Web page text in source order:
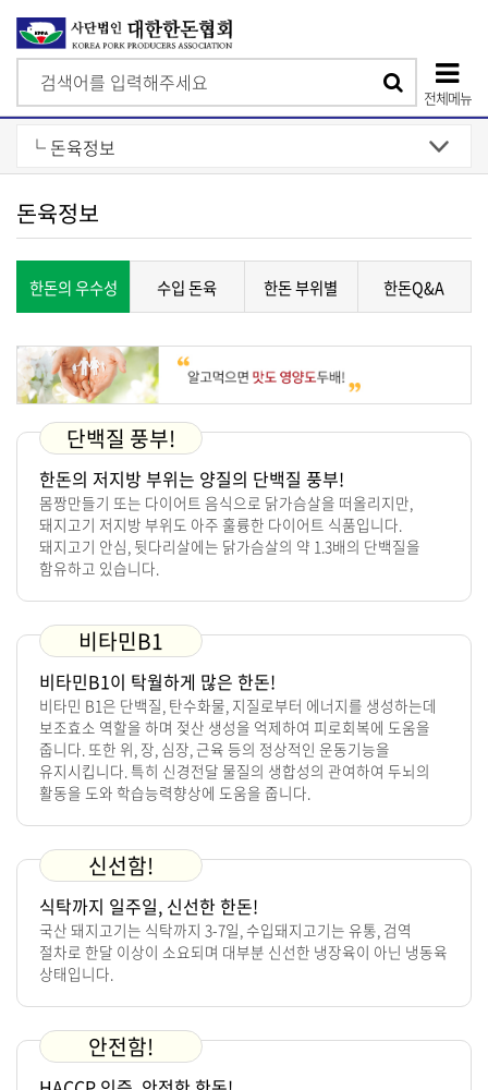
색
전체메뉴
단
모
바
일
메
돈육정보
한돈의 우수성 수입 돈육
구별하기
한돈 부위별
정보와 요리
한돈Q&A
단백질 풍부!
한돈의 저지방 부위는 양질의 단백질 풍부!
몸짱만들기 또는 다이어트 음식으로 닭가슴살을 떠올리지만,
돼지고기 저지방 부위도 아주 훌륭한 다이어트 식품입니다.
돼지고기 안심, 뒷다리살에는 닭가슴살의 약 1.3배의 단백질을
함유하고 있습니다.
비타민B1
비타민B1이 탁월하게 많은 한돈!
비타민 B1은 단백질, 탄수화물, 지질로부터 에너지를 생성하는데
보조효소 역할을 하며 젖산 생성을 억제하여 피로회복에 도움을
줍니다. 또한 위, 장, 심장, 근육 등의 정상적인 운동기능을
유지시킵니다. 특히 신경전달 물질의 생합성의 관여하여 두뇌의
활동을 도와 학습능력향상에 도움을 줍니다.
신선함!
식탁까지 일주일, 신선한 한돈!
국산 돼지고기는 식탁까지 3-7일, 수입돼지고기는 유통, 검역
절차로 한달 이상이 소요되며 대부분 신선한 냉장육이 아닌 냉동육
상태입니다.
안전함!